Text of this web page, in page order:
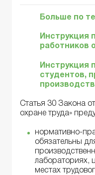
Больше по
Инструкция
работников
Инструкция
студентов,
Статья 30 Закона
охране труда»
нормативно-
обязательны
лабораториях,
местах